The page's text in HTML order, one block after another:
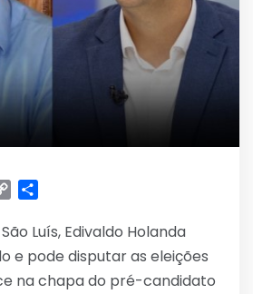
Copy
Luís, Edivaldo Holanda
e pode disputar as eleições
na chapa do pré-candidato